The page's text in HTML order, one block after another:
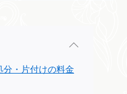
分・片付けの料金